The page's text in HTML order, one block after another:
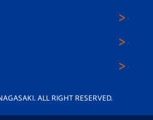
ム
ALL RIGHT RESERVED.